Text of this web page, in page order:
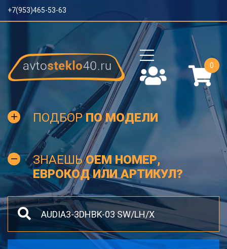
+7(953)465-53-63
0
ПОДБОРПО МОДЕЛИ
ЗНАЕШЬOEM НОМЕР,
ЕВРОКОД ИЛИ АРТИКУЛ?